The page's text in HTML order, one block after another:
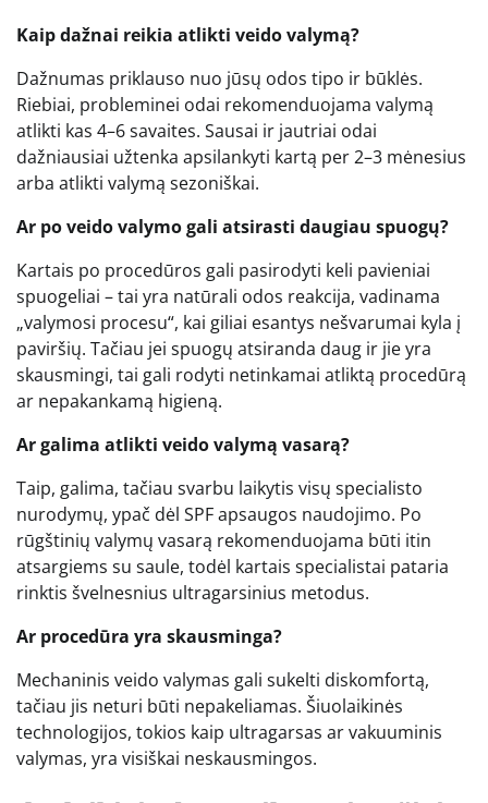
Kaip dažnai reikia atlikti veido valymą?
Dažnumas priklauso nuo jūsų odos tipo ir būklės.
Riebiai, probleminei odai rekomenduojama valymą
atlikti kas 4–6 savaites. Sausai ir jautriai odai
dažniausiai užtenka apsilankyti kartą per 2–3 mėnesius
arba atlikti valymą sezoniškai.
Ar po veido valymo gali atsirasti daugiau spuogų?
Kartais po procedūros gali pasirodyti keli pavieniai
spuogeliai – tai yra natūrali odos reakcija, vadinama
„valymosi procesu“, kai giliai esantys nešvarumai kyla į
paviršių. Tačiau jei spuogų atsiranda daug ir jie yra
skausmingi, tai gali rodyti netinkamai atliktą procedūrą
ar nepakankamą higieną.
Ar galima atlikti veido valymą vasarą?
Taip, galima, tačiau svarbu laikytis visų specialisto
nurodymų, ypač dėl SPF apsaugos naudojimo. Po
rūgštinių valymų vasarą rekomenduojama būti itin
atsargiems su saule, todėl kartais specialistai pataria
rinktis švelnesnius ultragarsinius metodus.
Ar procedūra yra skausminga?
Mechaninis veido valymas gali sukelti diskomfortą,
tačiau jis neturi būti nepakeliamas. Šiuolaikinės
technologijos, tokios kaip ultragarsas ar vakuuminis
valymas, yra visiškai neskausmingos.